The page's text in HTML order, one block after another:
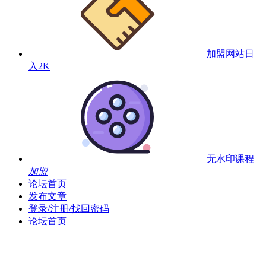
加盟网站日
入2K
无水印课程
加盟
论坛首页
发布文章
登录/注册/找回密码
论坛首页